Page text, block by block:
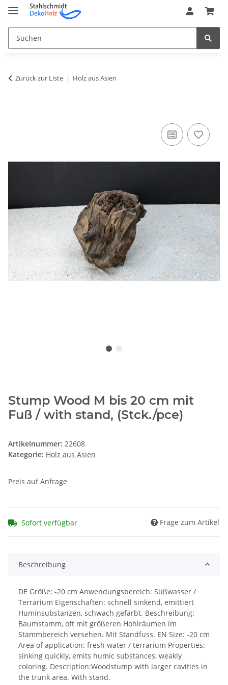
Zurück zur Liste Holz aus Asien
Stump Wood M bis 20 cm mit
Fuß / with stand, (Stck./pce)
Artikelnummer: 22608
Kategorie: Holz aus Asien
Preis auf Anfrage
Sofort verfügbar Frage zum Artikel
Beschreibung
DE Größe: -20 cm Anwendungsbereich: Süßwasser /
Terrarium Eigenschaften: schnell sinkend, emittiert
Huminsubstanzen, schwach gefärbt. Beschreibung:
Baumstamm, oft mit größeren Hohlräumen im
Stammbereich versehen. Mit Standfuss. EN Size: -20 cm
Area of application: fresh water / terrarium Properties:
sinking quickly, emits humic substances, weakly
coloring. Description:Woodstump with larger cavities in
the trunk area. With stand.